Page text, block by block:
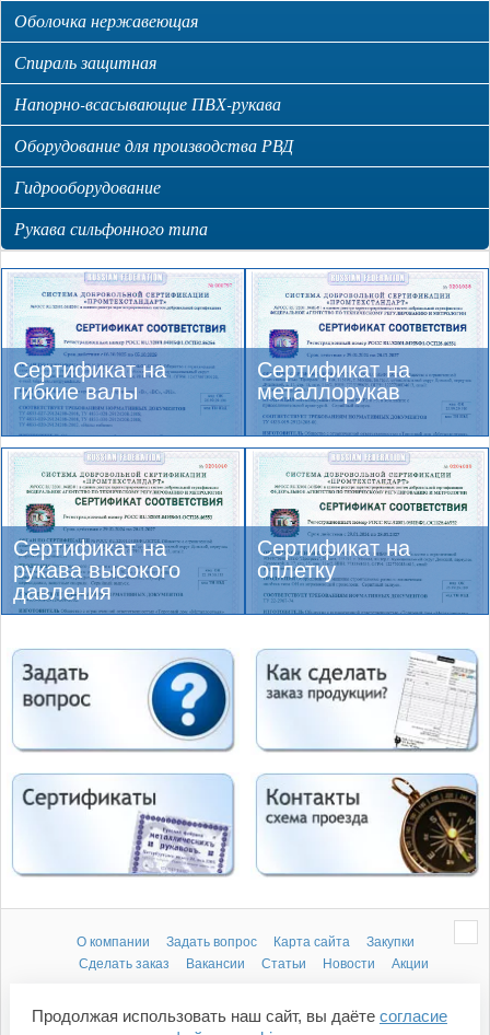
Оболочка нержавеющая
Спираль защитная
Напорно-всасывающие ПВХ-рукава
Оборудование для производства РВД
Гидрооборудование
Рукава сильфонного типа
Сертификат на
гибкие валы
Сертификат на
металлорукав
Сертификат на
рукава высокого
давления
Сертификат на
оплетку
О компании Задать вопрос Карта сайта
Закупки
Сделать заказ
Вакансии Статьи Новости Акции
ОГРН 1055000512170
Продолжая использовать наш сайт, вы даёте согласие